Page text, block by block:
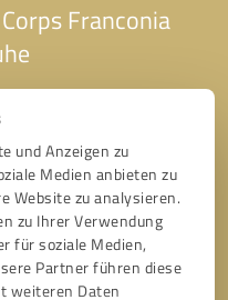
und Anzeigen zu
Medien anbieten zu
Website zu analysieren.
zu Ihrer Verwendung
für soziale Medien,
Partner führen diese
weiteren Daten
Franconia